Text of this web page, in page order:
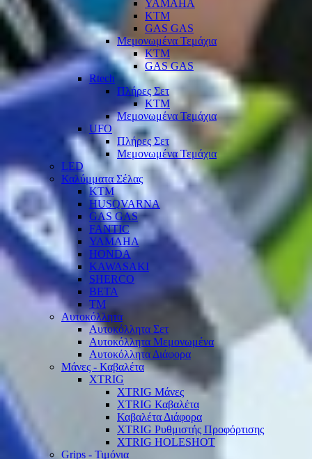
YAMAHA
KTM
GAS GAS
Μεμονωμένα Τεμάχια
KTM
GAS GAS
Rtech
Πλήρες Σετ
KTM
Μεμονωμένα Τεμάχια
UFO
Πλήρες Σετ
Μεμονωμένα Τεμάχια
LED
Καλύμματα Σέλας
KTM
HUSQVARNA
GAS GAS
FANTIC
YAMAHA
HONDA
KAWASAKI
SHERCO
BETA
TM
Αυτοκόλλητα
Αυτοκόλλητα Σετ
Αυτοκόλλητα Μεμονωμένα
Αυτοκόλλητα Διάφορα
Μάνες - Καβαλέτα
XTRIG
XTRIG Μάνες
XTRIG Καβαλέτα
Καβαλέτα Διάφορα
XTRIG Ρυθμιστής Προφόρτισης
XTRIG HOLESHOT
Grips - Τιμόνια